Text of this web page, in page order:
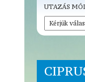
UTAZÁS